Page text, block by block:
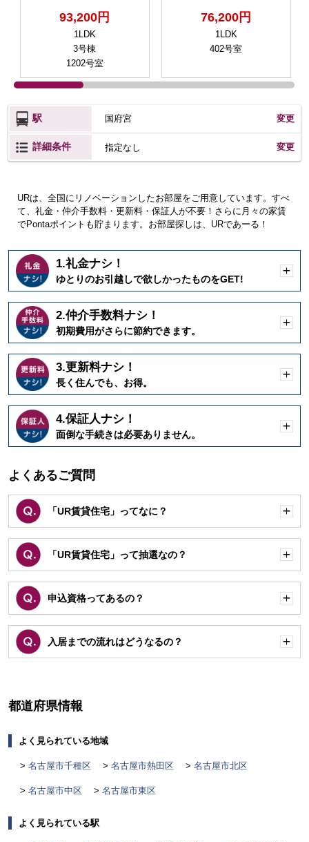
93,200円
1LDK
3号棟
1202号室
76,200円
1LDK
402号室
駅 国府宮 変更
詳細条件 指定なし 変更
URは、全国にリノベーションしたお部屋をご用意しています。すべ
て、礼金・仲介手数料・更新料・保証人が不要！さらに月々の家賃
でPontaポイントも貯まります。お部屋探しは、URであーる！
1.礼金ナシ！
ゆとりのお引越しで欲しかったものをGET!
く
2.仲介手数料ナシ！
初期費用がさらに節約できます。
く
3.更新料ナシ！
長く住んでも、お得。
く
4.保証人ナシ！
面倒な手続きは必要ありません。
く
よくあるご質問
「UR賃貸住宅」ってなに？
く
「UR賃貸住宅」って抽選なの？
く
申込資格ってあるの？
く
入居までの流れはどうなるの？
く
都道府県情報
よく見られている地域
名古屋市千種区 名古屋市熱田区 名古屋市北区
名古屋市中区 名古屋市東区
よく見られている駅